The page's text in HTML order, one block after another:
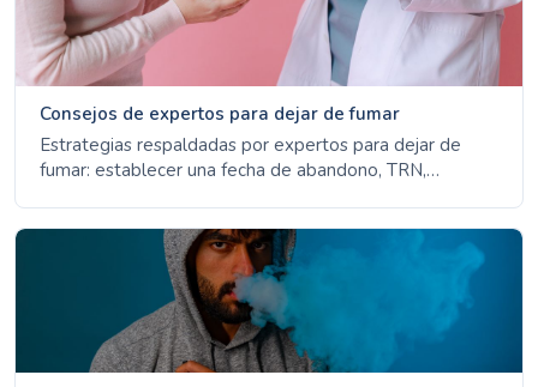
Consejos de expertos para dejar de fumar
Estrategias respaldadas por expertos para dejar de
fumar: establecer una fecha de abandono, TRN,